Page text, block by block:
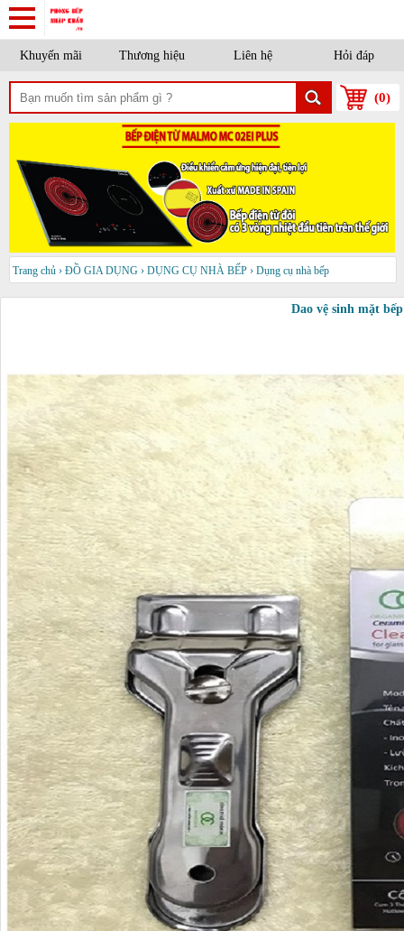
Khuyến mãi Thương hiệu Liên hệ Hỏi đáp
(0)
Trang chủ › ĐỒ GIA DỤNG › DỤNG CỤ NHÀ BẾP › Dụng cụ nhà bếp
Dao vệ sinh mặt